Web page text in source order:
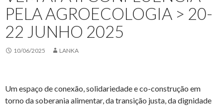
PELA AGROECOLOGIA > 20-
22 JUNHO 2025
10/06/2025 LANKA
Um espaço de conexão, solidariedade e co-construção em
torno da soberania alimentar, da transição justa, da dignidade